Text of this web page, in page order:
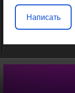
Написать